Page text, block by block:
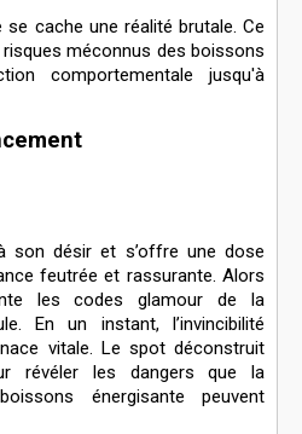
se cache une réalité brutale. Ce
méconnus des boissons
comportementale jusqu'à
son désir et s’offre une dose
feutrée et rassurante. Alors
les codes glamour de la
En un instant, l’invincibilité
vitale. Le spot déconstruit
révéler les dangers que la
énergisante peuvent